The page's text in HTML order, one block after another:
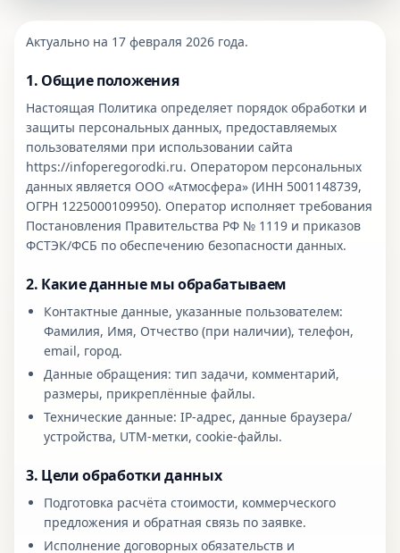
Актуально на 17 февраля 2026 года.
1. Общие положения
Настоящая Политика определяет порядок обработки и
защиты персональных данных, предоставляемых
пользователями при использовании сайта
https://infoperegorodki.ru. Оператором персональных
данных является ООО «Атмосфера» (ИНН 5001148739,
ОГРН 1225000109950). Оператор исполняет требования
Постановления Правительства РФ № 1119 и приказов
ФСТЭК/ФСБ по обеспечению безопасности данных.
2. Какие данные мы обрабатываем
Контактные данные, указанные пользователем:
Фамилия, Имя, Отчество (при наличии), телефон,
email, город.
Данные обращения: тип задачи, комментарий,
размеры, прикреплённые файлы.
Технические данные: IP-адрес, данные браузера/
устройства, UTM-метки, cookie-файлы.
3. Цели обработки данных
Подготовка расчёта стоимости, коммерческого
предложения и обратная связь по заявке.
Исполнение договорных обязательств и